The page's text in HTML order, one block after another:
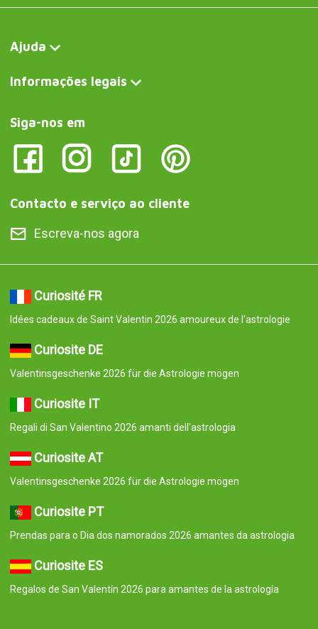
Ajuda
Informações legais
Siga-nos em
Contacto e serviço ao cliente
Escreva-nos agora
Curiosité FR
Idées cadeaux de Saint Valentin 2026 amoureux de l'astrologie
Curiosite DE
Valentinsgeschenke 2026 für die Astrologie mögen
Curiosite IT
Regali di San Valentino 2026 amanti dell'astrologia
Curiosite AT
Valentinsgeschenke 2026 für die Astrologie mögen
Curiosite PT
Prendas para o Dia dos namorados 2026 amantes da astrologia
Curiosite ES
Regalos de San Valentín 2026 para amantes de la astrología